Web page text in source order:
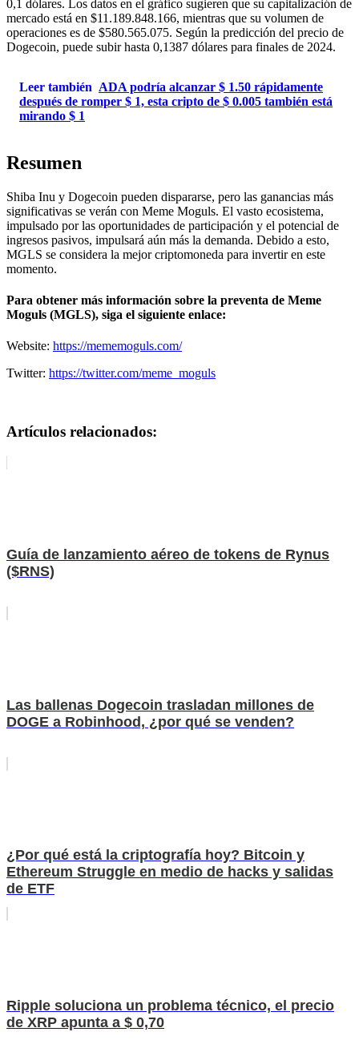
0,1 dólares. Los datos en el gráfico sugieren que su capitalización de
mercado está en $11.189.848.166, mientras que su volumen de
operaciones es de $580.565.075. Según la predicción del precio de
Dogecoin, puede subir hasta 0,1387 dólares para finales de 2024.
Leer también ADA podría alcanzar $ 1.50 rápidamente
después de romper $ 1, esta cripto de $ 0.005 también está
mirando $ 1
Resumen
Shiba Inu y Dogecoin pueden dispararse, pero las ganancias más
significativas se verán con Meme Moguls. El vasto ecosistema,
impulsado por las oportunidades de participación y el potencial de
ingresos pasivos, impulsará aún más la demanda. Debido a esto,
MGLS se considera la mejor criptomoneda para invertir en este
momento.
Para obtener más información sobre la preventa de Meme
Moguls (MGLS), siga el siguiente enlace:
Website: https://mememoguls.com/
Twitter: https://twitter.com/meme_moguls
Artículos relacionados:
Guía de lanzamiento aéreo de tokens de Rynus
($RNS)
Las ballenas Dogecoin trasladan millones de
DOGE a Robinhood, ¿por qué se venden?
¿Por qué está la criptografía hoy? Bitcoin y
Ethereum Struggle en medio de hacks y salidas
de ETF
Ripple soluciona un problema técnico, el precio
de XRP apunta a $ 0,70